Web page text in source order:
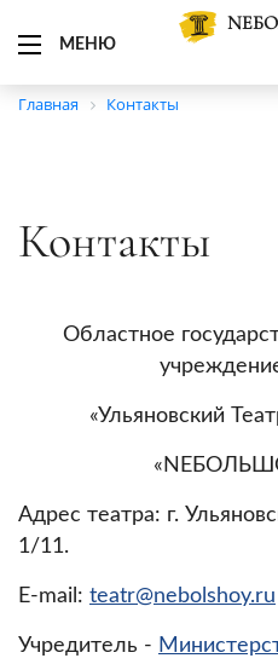
МЕНЮ
Главная Контакты
Контакты
Областное
«Ульяновский
Адрес театра: г.
1/11.
E-mail: teatr@nebolshoy.ru
Учредитель -